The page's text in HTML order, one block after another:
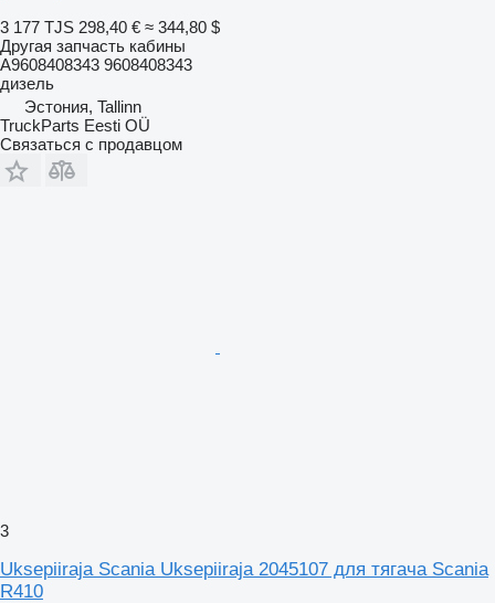
3 177 TJS 298,40 € ≈ 344,80 $
Другая запчасть кабины
A9608408343 9608408343
дизель
Эстония, Tallinn
TruckParts Eesti OÜ
Связаться с продавцом
3
Uksepiiraja Scania Uksepiiraja 2045107 для тягача Scania
R410